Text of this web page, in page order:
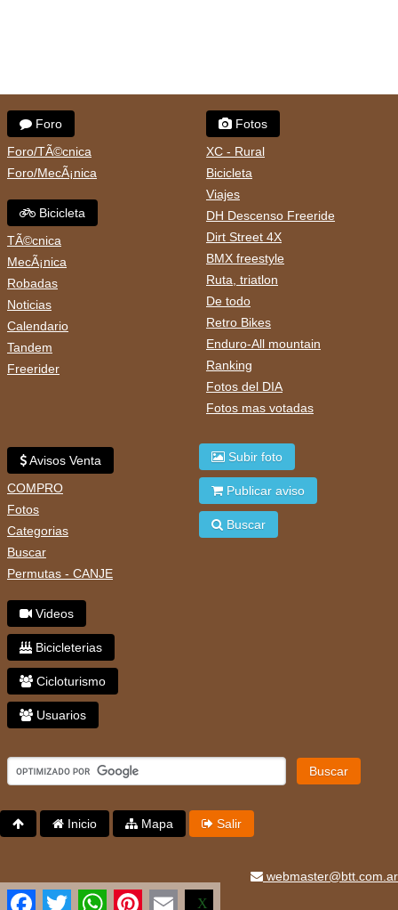
Foro
Foro/TÃ©cnica
Foro/MecÃ¡nica
Bicicleta
TÃ©cnica
MecÃ¡nica
Robadas
Noticias
Calendario
Tandem
Freerider
Fotos
XC - Rural
Bicicleta
Viajes
DH Descenso Freeride
Dirt Street 4X
BMX freestyle
Ruta, triatlon
De todo
Retro Bikes
Enduro-All mountain
Ranking
Fotos del DIA
Fotos mas votadas
Avisos Venta
COMPRO
Fotos
Categorias
Buscar
Permutas - CANJE
Videos
Bicicleterias
Cicloturismo
Usuarios
Subir foto
Publicar aviso
Buscar
Buscar
Inicio Mapa Salir
webmaster@btt.com.ar
Facebook
Twitter WhatsApp
PinterestEmail
X